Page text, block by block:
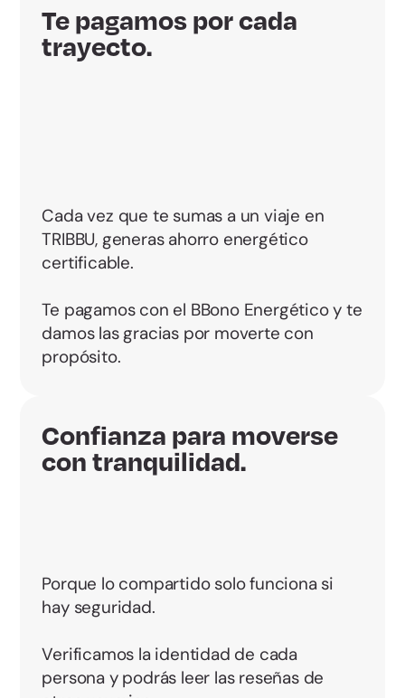
Te pagamos por cada
trayecto.
Cada vez que te sumas a un viaje en
TRIBBU, generas ahorro energético
certificable.
Te pagamos con el BBono Energético y te
damos las gracias por moverte con
propósito.
Confianza para moverse
con tranquilidad.
Porque lo compartido solo funciona si
hay seguridad.
Verificamos la identidad de cada
persona y podrás leer las reseñas de